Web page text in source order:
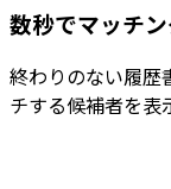
数秒でマッチ
終わりのない履歴
チする候補者を表